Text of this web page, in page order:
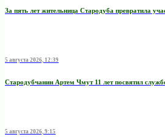
За пять лет жительница Стародуба превратила
5 августа 2026, 12:39
Стародубчанин Артем Чмут 11 лет посвятил
5 августа 2026, 9:15